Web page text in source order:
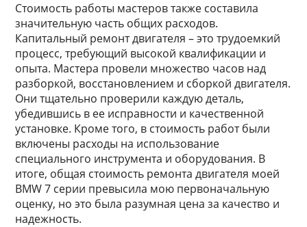
Стоимость работы мастеров также составила
значительную часть общих расходов.
Капитальный ремонт двигателя – это трудоемкий
процесс, требующий высокой квалификации и
опыта. Мастера провели множество часов над
разборкой, восстановлением и сборкой двигателя.
Они тщательно проверили каждую деталь,
убедившись в ее исправности и качественной
установке. Кроме того, в стоимость работ были
включены расходы на использование
специального инструмента и оборудования. В
итоге, общая стоимость ремонта двигателя моей
BMW 7 серии превысила мою первоначальную
оценку, но это была разумная цена за качество и
надежность.